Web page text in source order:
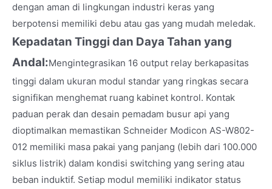
dengan aman di lingkungan industri keras yang
berpotensi memiliki debu atau gas yang mudah meledak.
Kepadatan Tinggi dan Daya Tahan yang
Andal:Mengintegrasikan 16 output relay berkapasitas
tinggi dalam ukuran modul standar yang ringkas secara
signifikan menghemat ruang kabinet kontrol. Kontak
paduan perak dan desain pemadam busur api yang
dioptimalkan memastikan Schneider Modicon AS-W802-
012 memiliki masa pakai yang panjang (lebih dari 100.000
siklus listrik) dalam kondisi switching yang sering atau
beban induktif. Setiap modul memiliki indikator status